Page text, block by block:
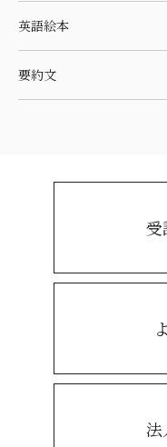
英語絵本
要約文
受
法